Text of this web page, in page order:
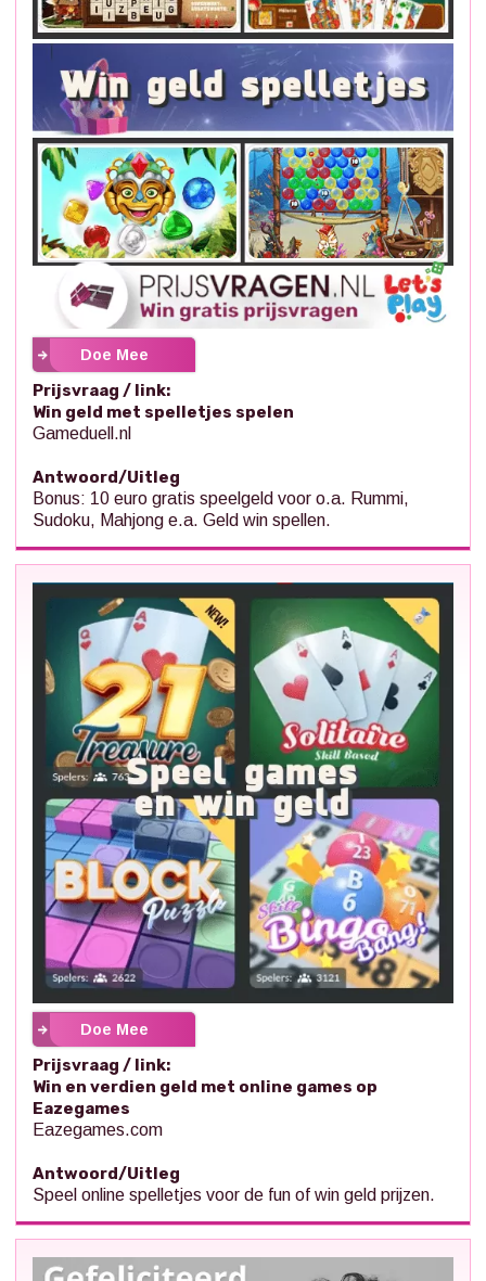
Doe Mee
Prijsvraag / link:
Win geld met spelletjes spelen
Gameduell.nl
Antwoord/Uitleg
Bonus: 10 euro gratis speelgeld voor o.a. Rummi,
Sudoku, Mahjong e.a. Geld win spellen.
Doe Mee
Prijsvraag / link:
Win en verdien geld met online games op
Eazegames
Eazegames.com
Antwoord/Uitleg
Speel online spelletjes voor de fun of win geld prijzen.